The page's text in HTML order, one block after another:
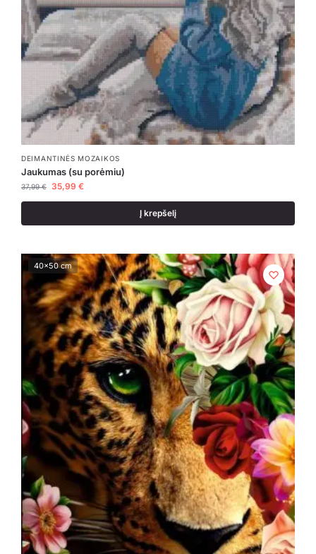
DEIMANTINĖS MOZAIKOS
Jaukumas (su porėmiu)
37,99€ 35,99 €
Į krepšelį
40x50 cm